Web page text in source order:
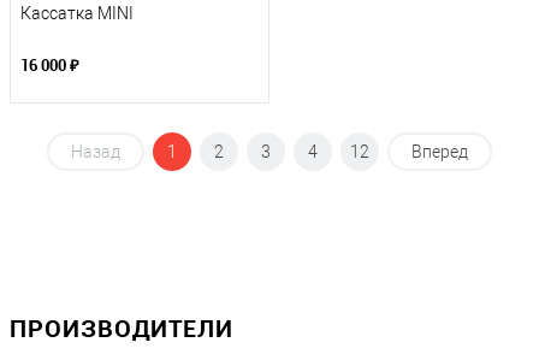
Кассатка MINI
16 000 ₽
Назад 1 2 3 4 12 Вперед
ПРОИЗВОДИТЕЛИ